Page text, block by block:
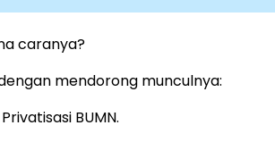
caranya?
mendorong munculnya:
BUMN.